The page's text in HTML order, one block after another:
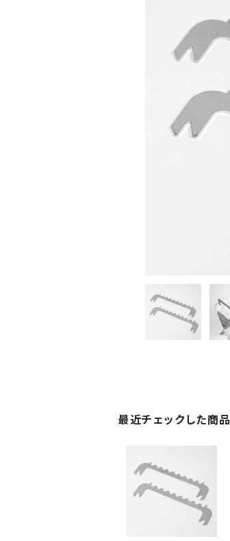
最近チェックした商品